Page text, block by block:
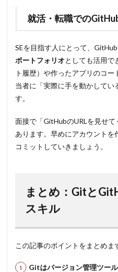
就活・転職での
SEを目指す人にとって、
ポートフォリオとしても活用で
ト履歴）や作ったアプリのコ
当者に「実際に手を動かしてい
す。
面接で「GitHubのURLを見せ
あります。早めにアカウントを
コミットしていきましょう。
まとめ：Gitと
スキル
この記事のポイントをまとめま
Gitはバージョン管理ツール